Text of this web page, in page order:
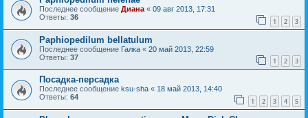
Последнее сообщение Диана « 09 авг 2013, 17:31
Ответы: 36 1 2 3
Paphiopedilum bellatulum
Последнее сообщение Галка « 20 май 2013, 22:59
Ответы: 37 1 2 3
Посадка-персадка
Последнее сообщение ksu-sha « 18 май 2013, 14:40
Ответы: 64 1 2 3 4 5